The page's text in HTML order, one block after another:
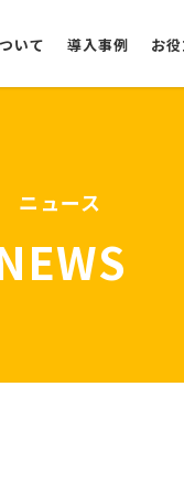
いて 導入事例 お
ニュース